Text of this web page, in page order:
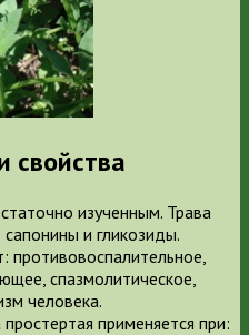
свойства
изученным. Трава
и гликозиды.
противовоспалительное,
спазмолитическое,
человека.
применяется при: